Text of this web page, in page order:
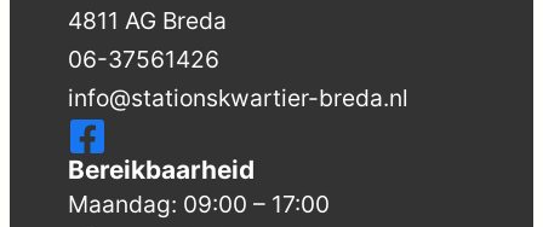
4811 AG Breda
06-37561426
info@stationskwartier-breda.nl
Bereikbaarheid
Maandag: 09:00 – 17:00